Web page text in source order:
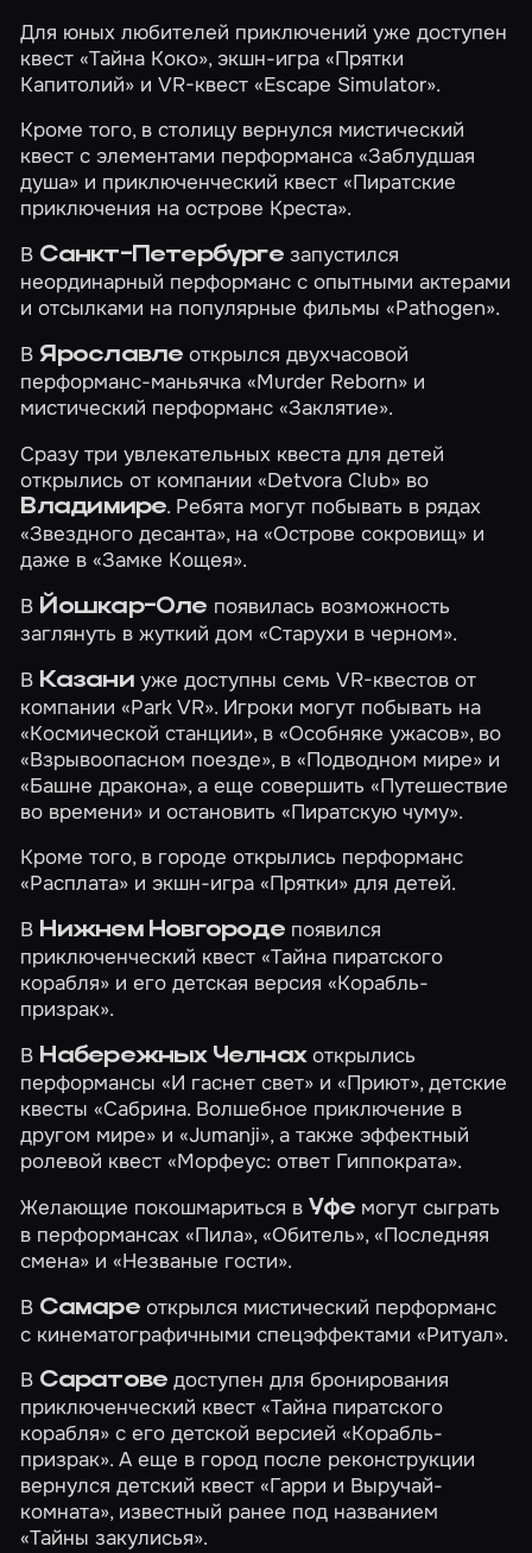
Для юных любителей приключений уже доступен
квест«Тайна Коко», экшн-игра«Прятки
Капитолий» и VR-квест«Escape Simulator».
Кроме того, в столицу вернулся мистический
квест с элементами перформанса«Заблудшая
душа» и приключенческий квест«Пиратские
приключения на острове Креста».
В Санкт-Петербургезапустился
неординарный перформанс с опытными актерами
и отсылками на популярные фильмы«Pathogen».
ВЯрославле открылся двухчасовой
перформанс-маньячка«Murder Reborn» и
мистический перформанс«Заклятие».
Сразу три увлекательных квеста для детей
открылись от компании «Detvora Club» во
Владимире. Ребята могут побывать в рядах
«Звездного десанта», на«Острове сокровищ» и
даже в«Замке Кощея».
В Йошкар-Оле появилась возможность
заглянуть в жуткий дом«Старухи в черном».
В Казаниуже доступны семь VR-квестов от
компании «Park VR». Игроки могут побывать на
«Космической станции», в«Особняке ужасов», во
«Взрывоопасном поезде», в«Подводном мире» и
«Башне дракона», а еще совершить«Путешествие
во времени» и остановить«Пиратскую чуму».
Кроме того, в городе открылись перформанс
«Расплата» и экшн-игра«Прятки» для детей.
В Нижнем Новгородепоявился
приключенческий квест«Тайна пиратского
корабля» и его детская версия«Корабль-
призрак».
В Набережных Челнахоткрылись
перформансы«И гаснет свет» и«Приют», детские
квесты«Сабрина. Волшебное приключение в
другом мире» и«Jumanji», а также эффектный
ролевой квест«Морфеус: ответ Гиппократа».
Желающие покошмариться вУфе могут сыграть
в перформансах«Пила»,«Обитель»,«Последняя
смена» и«Незваные гости».
В Самареоткрылся мистический перформанс
с кинематографичными спецэффектами«Ритуал».
В Саратове доступен для бронирования
приключенческий квест«Тайна пиратского
корабля» с его детской версией«Корабль-
призрак». А еще в город после реконструкции
вернулся детский квест«Гарри и Выручай-
комната», известный ранее под названием
«Тайны закулисья».